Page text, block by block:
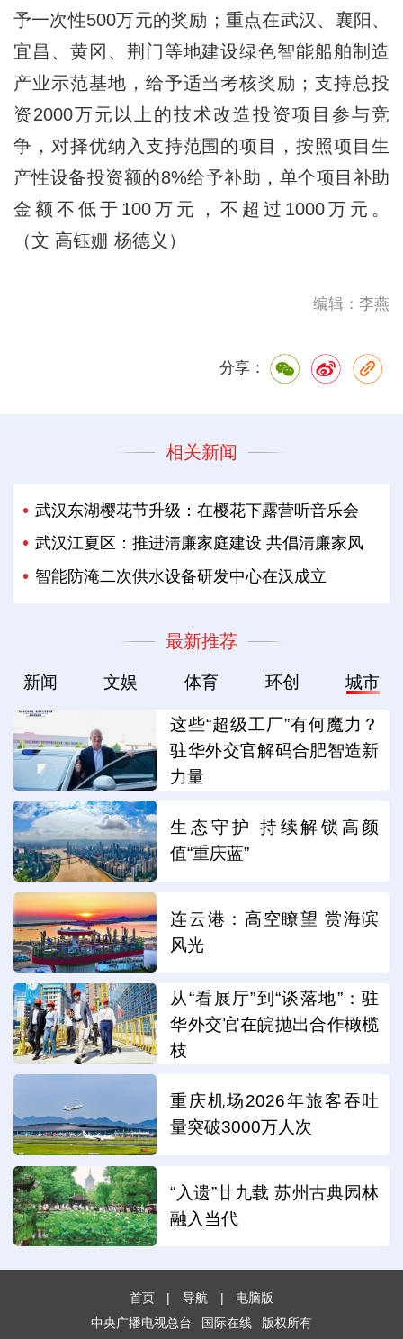
予一次性500万元的奖励；重点在武汉、襄阳、
宜昌、黄冈、荆门等地建设绿色智能船舶制造
产业示范基地，给予适当考核奖励；支持总投
资2000万元以上的技术改造投资项目参与竞
争，对择优纳入支持范围的项目，按照项目生
产性设备投资额的8%给予补助，单个项目补助
金额不低于100万元，不超过1000万元。
（文 高钰姗 杨德义）
编辑：李燕
分享：
相关新闻
武汉东湖樱花节升级：在樱花下露营听音乐会
武汉江夏区：推进清廉家庭建设 共倡清廉家风
智能防淹二次供水设备研发中心在汉成立
最新推荐
新闻 文娱 体育 环创 城市
这些“超级工厂”有何魔力？
驻华外交官解码合肥智造新
力量
生态守护 持续解锁高颜
值“重庆蓝”
连云港：高空瞭望 赏海滨
风光
从“看展厅”到“谈落地”：驻
华外交官在皖抛出合作橄榄
枝
重庆机场2026年旅客吞吐
量突破3000万人次
“入遗”廿九载 苏州古典园林
融入当代
首页 | 导航 |
电脑版
中央广播电视总台
国际在线 版权所有